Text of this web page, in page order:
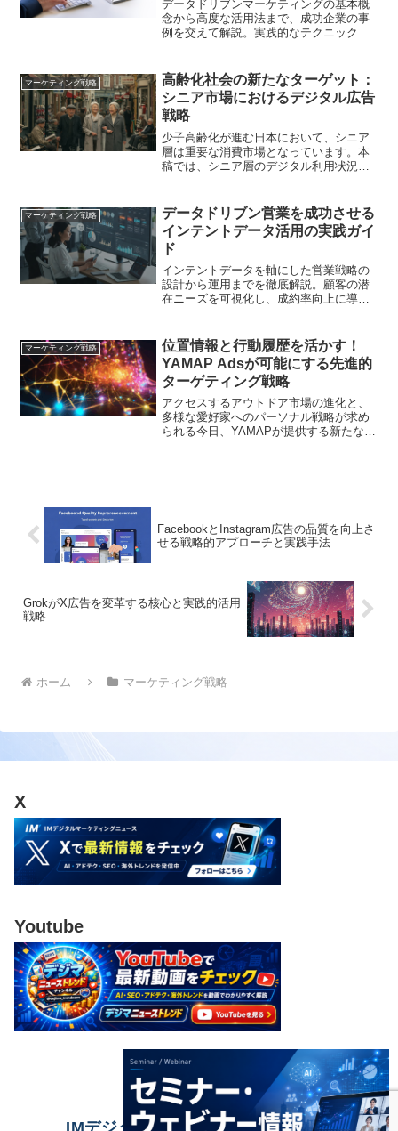
データドリブンマーケティングの基本概
念から高度な活用法まで、成功企業の事
例を交えて解説。実践的なテクニックと
マーケティング戦略
高齢化社会の新たなターゲット：
シニア市場におけるデジタル広告
戦略
少子高齢化が進む日本において、シニア
層は重要な消費市場となっています。本
稿では、シニア層のデジタル利用状況を
マーケティング戦略
データドリブン営業を成功させる
インテントデータ活用の実践ガイ
ド
インテントデータを軸にした営業戦略の
設計から運用までを徹底解説。顧客の潜
在ニーズを可視化し、成約率向上に導く
マーケティング戦略
位置情報と行動履歴を活かす！
YAMAP Adsが可能にする先進的
ターゲティング戦略
アクセスするアウトドア市場の進化と、
多様な愛好家へのパーソナル戦略が求め
られる今日、YAMAPが提供する新たな解
FacebookとInstagram広告の品質を向上さ
せる戦略的アプローチと実践手法
GrokがX広告を変革する核心と実践的活用
戦略
ホーム マーケティング戦略
X
Youtube
IMデジタルマーケティングニュース